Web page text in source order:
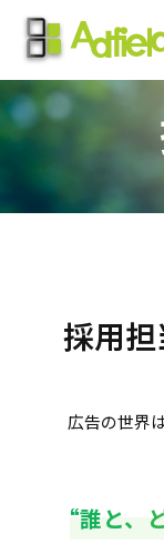
採用
広告の世界
“誰と、